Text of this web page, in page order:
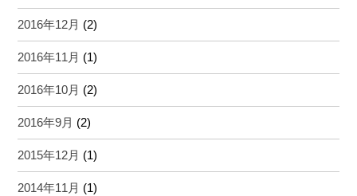
2016年12月 (2)
2016年11月 (1)
2016年10月 (2)
2016年9月 (2)
2015年12月 (1)
2014年11月 (1)